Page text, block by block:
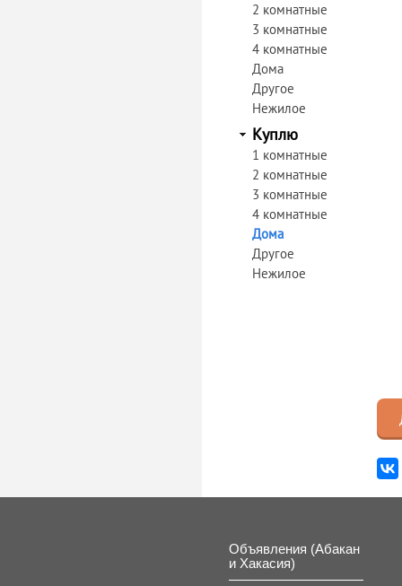
2 комнатные
3 комнатные
4 комнатные
Дома
Другое
Нежилое
Куплю
1 комнатные
2 комнатные
3 комнатные
4 комнатные
Дома
Другое
Нежилое
Объявления (Абакан
и Хакасия)